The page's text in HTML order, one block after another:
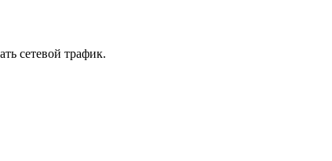
сетевой трафик.